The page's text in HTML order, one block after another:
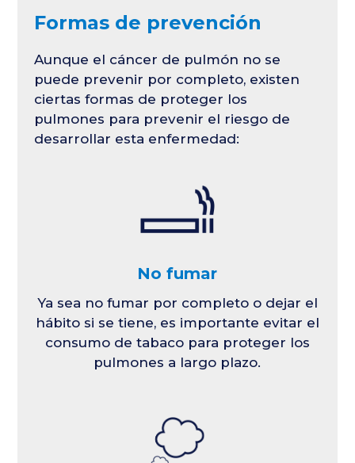
Formas de prevención
Aunque el cáncer de pulmón no se
puede prevenir por completo, existen
ciertas formas de proteger los
pulmones para prevenir el riesgo de
desarrollar esta enfermedad:
No fumar
Ya sea no fumar por completo o dejar el
hábito si se tiene, es importante evitar el
consumo de tabaco para proteger los
pulmones a largo plazo.